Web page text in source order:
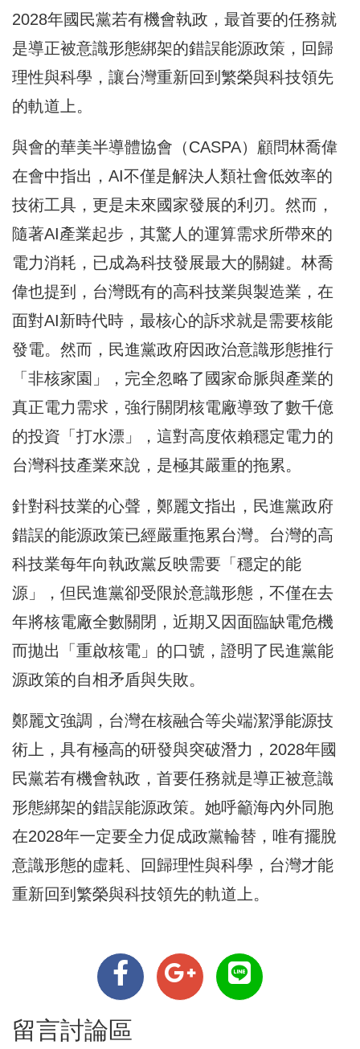
2028年國民黨若有機會執政，最首要的任務就
是導正被意識形態綁架的錯誤能源政策，回歸
理性與科學，讓台灣重新回到繁榮與科技領先
的軌道上。
與會的華美半導體協會（CASPA）顧問林喬偉
在會中指出，AI不僅是解決人類社會低效率的
技術工具，更是未來國家發展的利刃。然而，
隨著AI產業起步，其驚人的運算需求所帶來的
電力消耗，已成為科技發展最大的關鍵。林喬
偉也提到，台灣既有的高科技業與製造業，在
面對AI新時代時，最核心的訴求就是需要核能
發電。然而，民進黨政府因政治意識形態推行
「非核家園」，完全忽略了國家命脈與產業的
真正電力需求，強行關閉核電廠導致了數千億
的投資「打水漂」，這對高度依賴穩定電力的
台灣科技產業來說，是極其嚴重的拖累。
針對科技業的心聲，鄭麗文指出，民進黨政府
錯誤的能源政策已經嚴重拖累台灣。台灣的高
科技業每年向執政黨反映需要「穩定的能
源」，但民進黨卻受限於意識形態，不僅在去
年將核電廠全數關閉，近期又因面臨缺電危機
而拋出「重啟核電」的口號，證明了民進黨能
源政策的自相矛盾與失敗。
鄭麗文強調，台灣在核融合等尖端潔淨能源技
術上，具有極高的研發與突破潛力，2028年國
民黨若有機會執政，首要任務就是導正被意識
形態綁架的錯誤能源政策。她呼籲海內外同胞
在2028年一定要全力促成政黨輪替，唯有擺脫
意識形態的虛耗、回歸理性與科學，台灣才能
重新回到繁榮與科技領先的軌道上。
留言討論區